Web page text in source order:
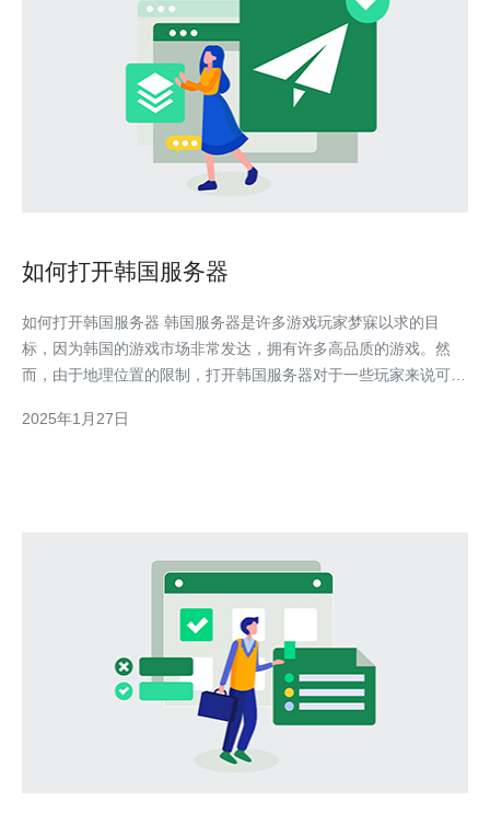
如何打开韩国服务器
如何打开韩国服务器 韩国服务器是许多游戏玩家梦寐以求的目
标，因为韩国的游戏市场非常发达，拥有许多高品质的游戏。然
而，由于地理位置的限制，打开韩国服务器对于一些玩家来说可能
开韩国服务器。 虚拟专用网络（VPN）是一种可以帮助您隐藏真
2025年1月27日